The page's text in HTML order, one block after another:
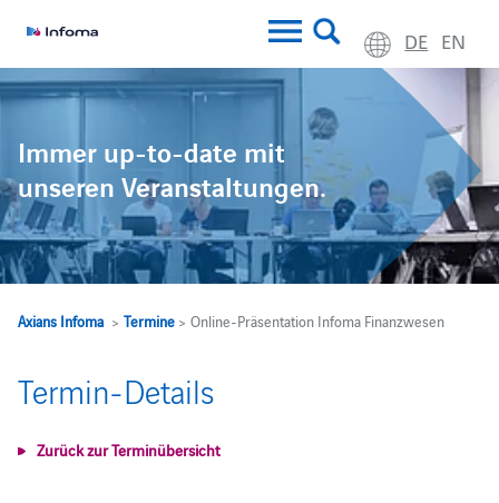
DE EN
Immer up-to-date mit
unseren Veranstaltungen.
Axians Infoma> Termine> Online-Präsentation Infoma Finanzwesen
Termin-Details
Zurück zur Terminübersicht